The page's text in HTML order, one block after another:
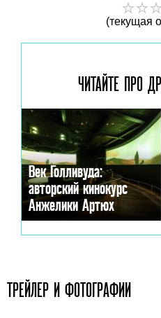
(текущая
ЧИТАЙТЕ ПРО
Век Голливуда:
авторский кинокурс
Анжелики Артюх
ТРЕЙЛЕР И ФОТОГРАФИИ